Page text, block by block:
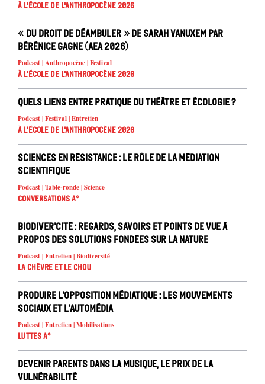
À l'école de l'Anthropocène 2026
« Du droit de déambuler » de Sarah Vanuxem par
Bérénice Gagne (AEA 2026)
Podcast | Anthropocène | Festival
À l'école de l'Anthropocène 2026
Quels liens entre pratique du théâtre et écologie ?
Podcast | Festival | Entretien
À l'école de l'Anthropocène 2026
Sciences en résistance : le rôle de la médiation
scientifique
Podcast | Table-ronde | Science
Conversations A°
Biodiver’cité : regards, savoirs et points de vue à
propos des solutions fondées sur la nature
Podcast | Entretien | Biodiversité
La chèvre et le chou
Produire l’opposition médiatique : les mouvements
sociaux et l’automédia
Podcast | Entretien | Mobilisations
Luttes A°
Devenir parents dans la musique, le prix de la
vulnérabilité